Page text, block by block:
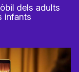
dels adults
infants